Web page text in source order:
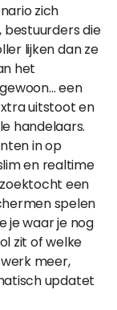
zich
bestuurders die
lijken dan ze
het
een
uitstoot en
handelaars.
in op
en realtime
een
spelen
je waar je nog
zit of welke
meer,
updatet